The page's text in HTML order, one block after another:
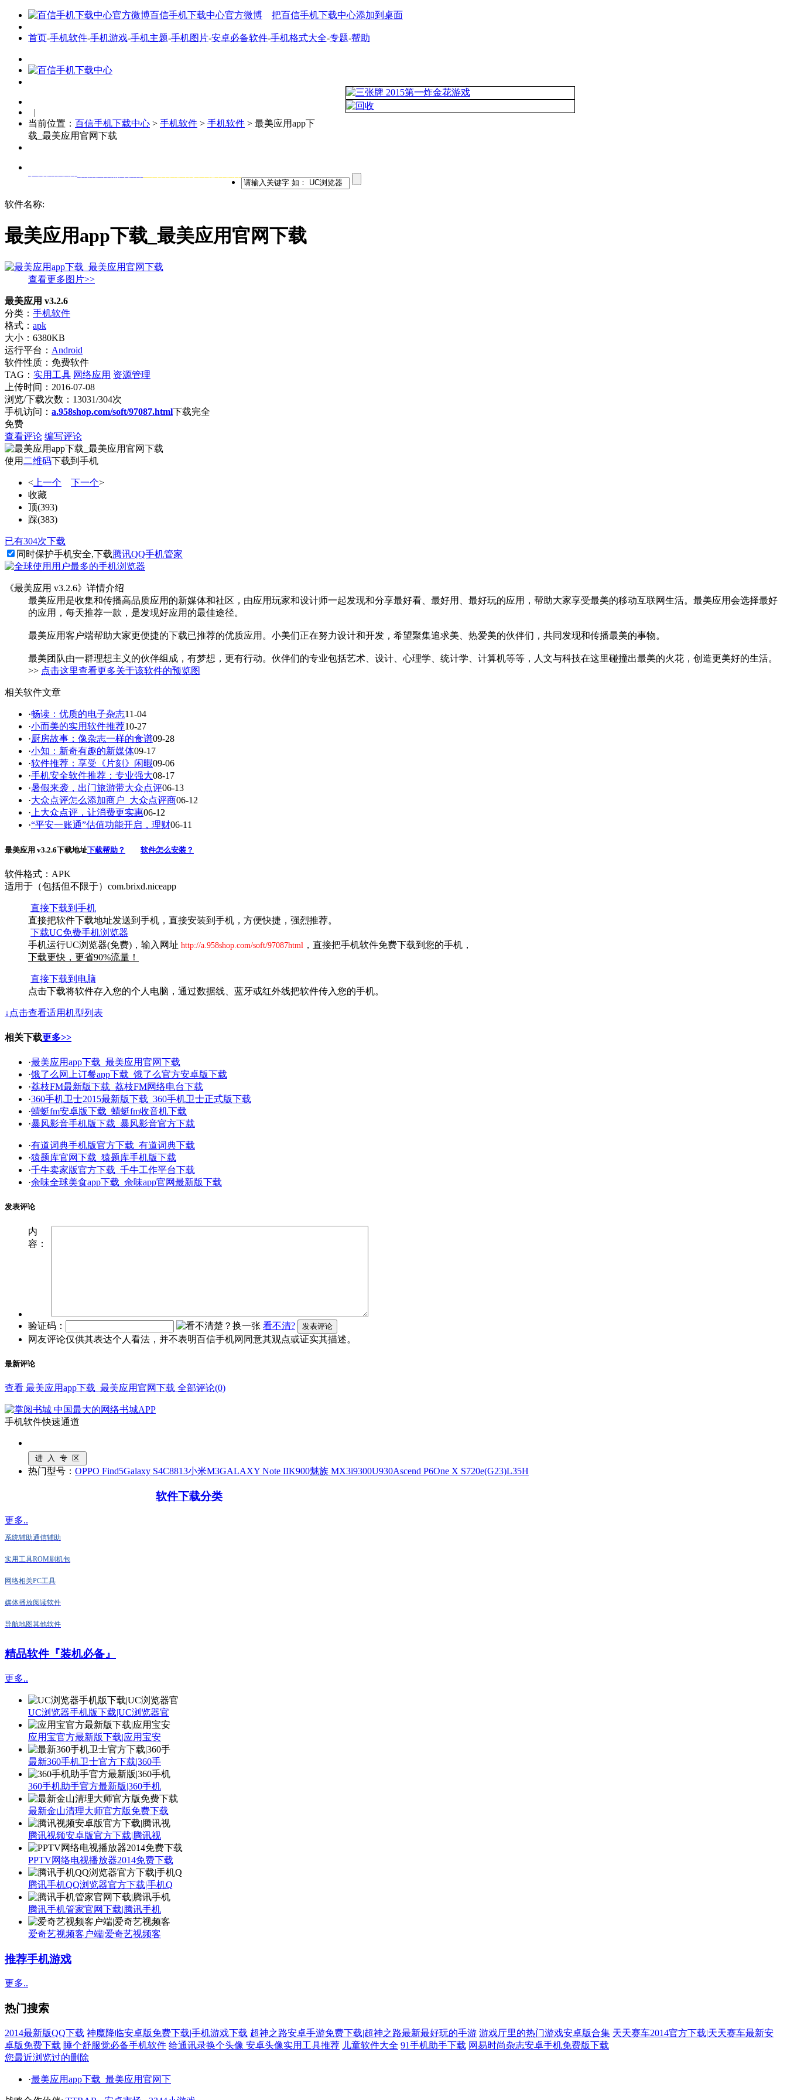
百信手机下载中心官方微博 把百信手机下载中心添加到桌面
首页-手机软件-手机游戏-手机主题-手机图片-安卓必备软件-手机格式大全-专题-帮助
|
当前位置： 百信手机下载中心 > 手机软件 > 手机软件 > 最美应用app下
载_最美应用官网下载
软件名称:
最美应用app下载_最美应用官网下载
查看更多图片>>
最美应用 v3.2.6
分类： 手机软件
格式： apk
大小：6380KB
运行平台： Android
软件性质：免费软件
TAG： 实用工具 网络应用 资源管理
上传时间：2016-07-08
浏览/下载次数：13031/304次
手机访问： a.958shop.com/soft/97087.html下载完全
免费
查看评论 编写评论
使用 二维码下载到手机
< 上一个 下一个>
收藏
顶(393)
踩(383)
已有304次下载
同时保护手机安全,下载腾讯QQ手机管家
《最美应用 v3.2.6》详情介绍
最美应用是收集和传播高品质应用的新媒体和社区，由应用玩家和设计师一起发现和分享最好看、最好用、最好玩的应用，帮助大家享受最美的移动互联网生活。最美应用会选择最好
的应用，每天推荐一款，是发现好应用的最佳途径。
最美应用客户端帮助大家更便捷的下载已推荐的优质应用。小美们正在努力设计和开发，希望聚集追求美、热爱美的伙伴们，共同发现和传播最美的事物。
最美团队由一群理想主义的伙伴组成，有梦想，更有行动。伙伴们的专业包括艺术、设计、心理学、统计学、计算机等等，人文与科技在这里碰撞出最美的火花，创造更美好的生活。
>> 点击这里查看更多关于该软件的预览图
相关软件文章
·畅读：优质的电子杂志11-04
·小而美的实用软件推荐10-27
·厨房故事：像杂志一样的食谱09-28
·小知：新奇有趣的新媒体09-17
·软件推荐：享受《片刻》闲暇09-06
·手机安全软件推荐：专业强大08-17
·暑假来袭，出门旅游带大众点评06-13
·大众点评怎么添加商户_大众点评商06-12
· 上大众点评，让消费更实惠06-12
·“平安一账通”估值功能开启，理财06-11
最美应用 v3.2.6下载地址下载帮助？ 软件怎么安装？
软件格式：APK
适用于（包括但不限于）com.brixd.niceapp
直接下载到手机
直接把软件下载地址发送到手机，直接安装到手机，方便快捷，强烈推荐。
下载UC免费手机浏览器
手机运行UC浏览器(免费)，输入网址 http://a.958shop.com/soft/97087html ，直接把手机软件免费下载到您的手机，
下载更快，更省90%流量！
直接下载到电脑
点击下载将软件存入您的个人电脑，通过数据线、蓝牙或红外线把软件传入您的手机。
↓点击查看适用机型列表
相关下载更多>>
·最美应用app下载_最美应用官网下载
·饿了么网上订餐app下载_饿了么官方安卓版下载
·荔枝FM最新版下载_荔枝FM网络电台下载
·360手机卫士2015最新版下载_360手机卫士正式版下载
·蜻蜓fm安卓版下载_蜻蜓fm收音机下载
·暴风影音手机版下载_暴风影音官方下载
·有道词典手机版官方下载_有道词典下载
·猿题库官网下载_猿题库手机版下载
·千牛卖家版官方下载_千牛工作平台下载
·余味全球美食app下载_余味app官网最新版下载
发表评论
内
容：
验证码：
看不清?
网友评论仅供其表达个人看法，并不表明百信手机网同意其观点或证实其描述。
最新评论
查看 最美应用app下载_最美应用官网下载 全部评论(0)
手机软件快速通道
热门型号： OPPO Find5Galaxy S4C8813小米M3GALAXY Note IIK900魅族 MX3i9300U930Ascend P6One X S720e(G23)L35H
软件下载分类
更多..
系统辅助通信辅助
实用工具ROM刷机包
网络相关PC工具
媒体播放阅读软件
导航地图其他软件
精品软件『装机必备』
更多..
UC浏览器手机版下载|UC浏览器官
应用宝官方最新版下载|应用宝安
最新360手机卫士官方下载|360手
360手机助手官方最新版|360手机
最新金山清理大师官方版免费下载
腾讯视频安卓版官方下载|腾讯视
PPTV网络电视播放器2014免费下载
腾讯手机QQ浏览器官方下载|手机Q
腾讯手机管家官网下载|腾讯手机
爱奇艺视频客户端|爱奇艺视频客
推荐手机游戏
更多..
热门搜索
2014最新版QQ下载 神魔降临安卓版免费下载|手机游戏下载 超神之路安卓手游免费下载|超神之路最新最好玩的手游 游戏厅里的热门游戏安卓版合集 天天赛车2014官方下载|天天赛车最新安
卓版免费下载 睡个舒服觉必备手机软件 给通讯录换个头像 安卓头像实用工具推荐 儿童软件大全 91手机助手下载 网易时尚杂志安卓手机免费版下载
您最近浏览过的删除
·最美应用app下载_最美应用官网下